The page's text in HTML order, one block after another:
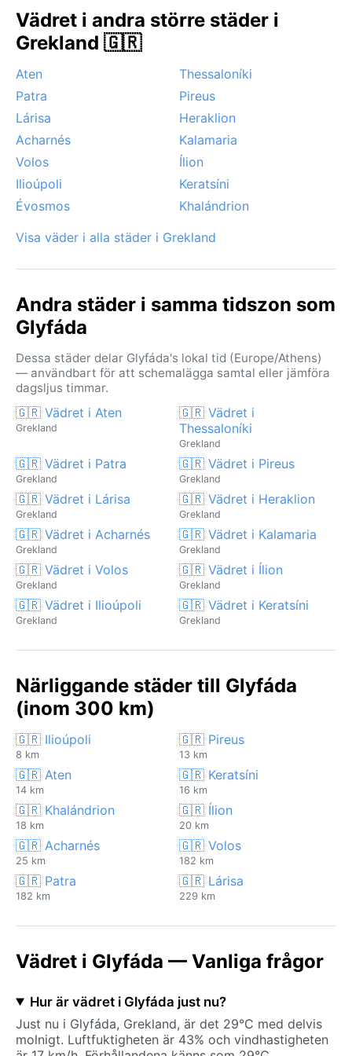
Anmärkningsvärda väderfenomen är sällsynta, men
ibland kan starka vindar som meltemi svepa in över
svalka. Snöfall är extremt ovanligt och dimma
förekommer knappt, så väderleksmässigt bjuder
Glyfáda på en förutsägbar och behaglig upplevelse
större delen av året.
Vädret i andra större städer i
Grekland 🇬🇷
Aten
Thessaloníki
Patra
Pireus
Lárisa
Heraklion
Acharnés
Kalamaria
Volos
Ílion
Ilioúpoli
Keratsíni
Évosmos
Khalándrion
Visa väder i alla städer i Grekland
Andra städer i samma tidszon som
Glyfáda
Dessa städer delar Glyfáda's lokal tid (Europe/Athens)
— användbart för att schemalägga samtal eller jämföra
dagsljus timmar.
🇬🇷 Vädret i Aten
Grekland
🇬🇷 Vädret i
Thessaloníki
Grekland
🇬🇷 Vädret i Patra
Grekland
🇬🇷 Vädret i Pireus
Grekland
🇬🇷 Vädret i Lárisa
Grekland
🇬🇷 Vädret i Heraklion
Grekland
🇬🇷 Vädret i Acharnés
Grekland
🇬🇷 Vädret i Kalamaria
Grekland
🇬🇷 Vädret i Volos
Grekland
🇬🇷 Vädret i Ílion
Grekland
🇬🇷 Vädret i Ilioúpoli
Grekland
🇬🇷 Vädret i Keratsíni
Grekland
Närliggande städer till Glyfáda
(inom 300 km)
🇬🇷 Ilioúpoli
8 km
🇬🇷 Pireus
13 km
🇬🇷 Aten
14 km
🇬🇷 Keratsíni
16 km
🇬🇷 Khalándrion
18 km
🇬🇷 Ílion
20 km
🇬🇷 Acharnés
25 km
🇬🇷 Volos
182 km
🇬🇷 Patra
182 km
🇬🇷 Lárisa
229 km
Vädret i Glyfáda — Vanliga frågor
Hur är vädret i Glyfáda just nu?
Just nu i Glyfáda, Grekland, är det 29°C med delvis
molnigt. Luftfuktigheten är 43% och vindhastigheten